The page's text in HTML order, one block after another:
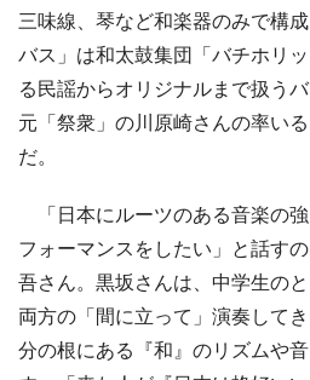
三味線、琴など和楽器のみで構
バス」は和太鼓集団「バチホリ
る民謡からオリジナルまで扱う
元「祭衆」の川原崎さんの率い
だ。
「日本にルーツのある音楽の
フォーマンスをしたい」と話す
吾さん。黒坂さんは、中学生の
両方の「間に立って」演奏して
分の根にある『和』のリズムや